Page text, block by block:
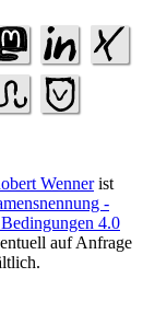
Wennerist
-
4.0
auf Anfrage